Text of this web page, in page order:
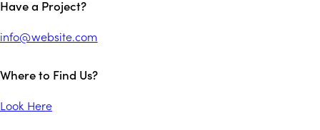
Have a Project?
info@website.com
Where to Find Us?
Look Here